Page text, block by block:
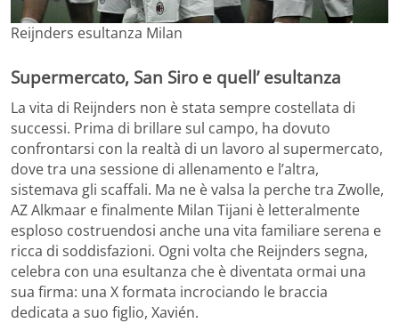
Reijnders esultanza Milan
Supermercato, San Siro e quell’ esultanza
La vita di Reijnders non è stata sempre costellata di
successi. Prima di brillare sul campo, ha dovuto
confrontarsi con la realtà di un lavoro al supermercato,
dove tra una sessione di allenamento e l’altra,
sistemava gli scaffali. Ma ne è valsa la perche tra Zwolle,
AZ Alkmaar e finalmente Milan Tijani è letteralmente
esploso costruendosi anche una vita familiare serena e
ricca di soddisfazioni. Ogni volta che Reijnders segna,
celebra con una esultanza che è diventata ormai una
sua firma: una X formata incrociando le braccia
dedicata a suo figlio, Xavién.